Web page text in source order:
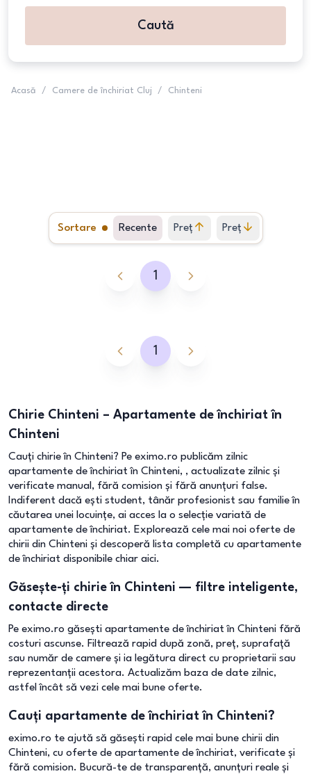
Caută
Acasă / Camere de închiriat Cluj / Chinteni
Sortare Recente Preț
crescător
Preț
descrescător
1
1
Chirie Chinteni – Apartamente de închiriat în
Chinteni
Cauți chirie în Chinteni? Pe eximo.ro publicăm zilnic
apartamente de închiriat în Chinteni, , actualizate zilnic și
verificate manual, fără comision și fără anunțuri false.
Indiferent dacă ești student, tânăr profesionist sau familie în
căutarea unei locuințe, ai acces la o selecție variată de
apartamente de închiriat. Explorează cele mai noi oferte de
chirii din Chinteni și descoperă lista completă cu apartamente
de închiriat disponibile chiar aici.
Găsește-ți chirie în Chinteni — filtre inteligente,
contacte directe
Pe eximo.ro găsești apartamente de închiriat în Chinteni fără
costuri ascunse. Filtrează rapid după zonă, preț, suprafață
sau număr de camere și ia legătura direct cu proprietarii sau
reprezentanții acestora. Actualizăm baza de date zilnic,
astfel încât să vezi cele mai bune oferte.
Cauți apartamente de închiriat în Chinteni?
eximo.ro te ajută să găsești rapid cele mai bune chirii din
Chinteni, cu oferte de apartamente de închiriat, verificate și
fără comision. Bucură-te de transparență, anunțuri reale și